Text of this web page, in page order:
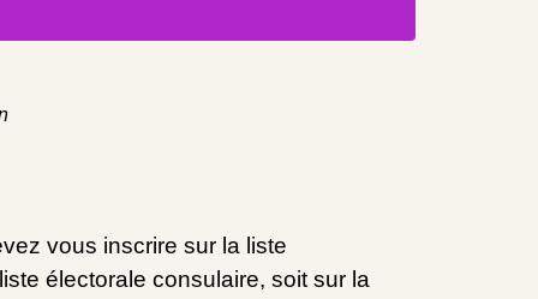
vous inscrire sur la liste
électorale consulaire, soit sur la